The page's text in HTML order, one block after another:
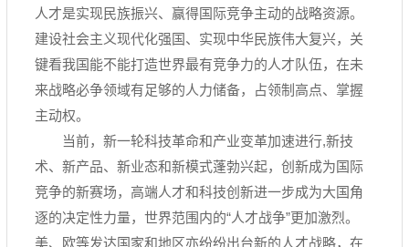
人才是实现民族振兴、赢得国际竞争主动的战略资源。
建设社会主义现代化强国、实现中华民族伟大复兴，关
键看我国能不能打造世界最有竞争力的人才队伍，在未
来战略必争领域有足够的人力储备，占领制高点、掌握
主动权。
当前，新一轮科技革命和产业变革加速进行,新技
术、新产品、新业态和新模式蓬勃兴起，创新成为国际
竞争的新赛场，高端人才和科技创新进一步成为大国角
逐的决定性力量，世界范围内的“人才战争”更加激烈。
美、欧等发达国家和地区亦纷纷出台新的人才战略，在